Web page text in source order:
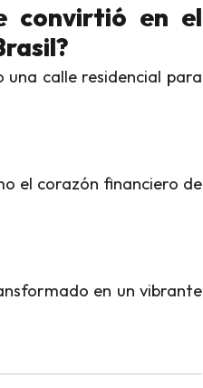
convirtió en el
una calle residencial para
el corazón financiero de
en un vibrante